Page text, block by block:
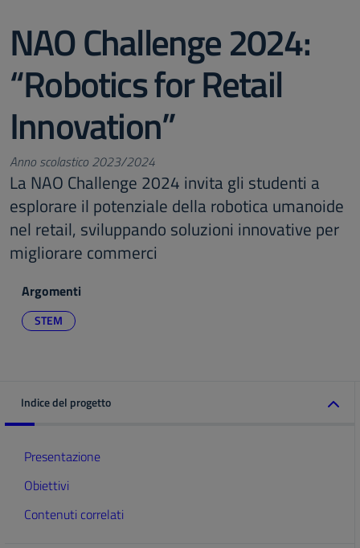
NAO Challenge 2024:
“Robotics for Retail
Innovation”
Anno scolastico 2023/2024
La NAO Challenge 2024 invita gli studenti a
esplorare il potenziale della robotica umanoide
nel retail, sviluppando soluzioni innovative per
migliorare commerci
Argomenti
STEM
Indice del progetto
Presentazione
Obiettivi
Contenuti correlati